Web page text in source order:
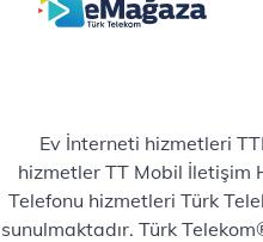
Ev İnterneti hizmetleri
hizmetler TT Mobil İletişim
Telefonu hizmetleri Türk
sunulmaktadır. Türk